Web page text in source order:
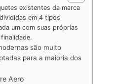
existentes da marca
em 4 tipos
um com suas próprias
são muito
para a maioria dos
Aero